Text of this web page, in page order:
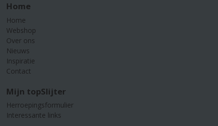
Home
Home
Webshop
Over ons
Nieuws
Inspiratie
Contact
Mijn topSlijter
Herroepingsformulier
Interessante links